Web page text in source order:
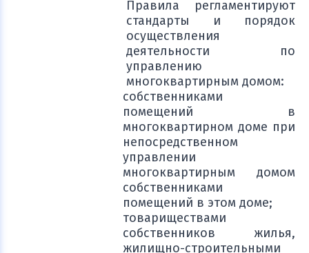
Правила регламентируют
стандарты и порядок
осуществления
деятельности по
управлению
многоквартирным домом:
собственниками
помещений в
многоквартирном доме при
непосредственном
управлении
многоквартирным домом
собственниками
помещений в этом доме;
товариществами
собственников жилья,
жилищно-строительными